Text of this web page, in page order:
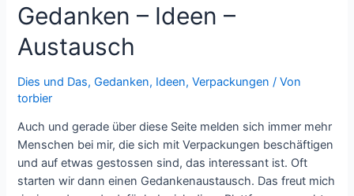
Gedanken – Ideen –
Austausch
Dies und Das,Gedanken, Ideen,Verpackungen / Von
torbier
Auch und gerade über diese Seite melden sich immer mehr
Menschen bei mir, die sich mit Verpackungen beschäftigen
und auf etwas gestossen sind, das interessant ist. Oft
starten wir dann einen Gedankenaustausch. Das freut mich